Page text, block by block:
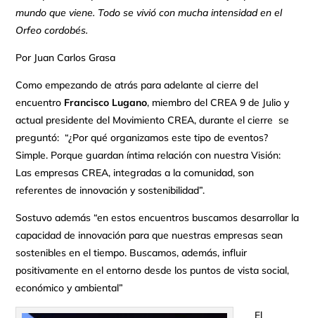
mundo que viene. Todo se vivió con mucha intensidad en el
Orfeo cordobés.
Por Juan Carlos Grasa
Como empezando de atrás para adelante al cierre del
encuentro Francisco Lugano, miembro del CREA 9 de Julio y
actual presidente del Movimiento CREA, durante el cierre se
preguntó: “¿Por qué organizamos este tipo de eventos?
Simple. Porque guardan íntima relación con nuestra Visión:
Las empresas CREA, integradas a la comunidad, son
referentes de innovación y sostenibilidad”.
Sostuvo además “en estos encuentros buscamos desarrollar la
capacidad de innovación para que nuestras empresas sean
sostenibles en el tiempo. Buscamos, además, influir
positivamente en el entorno desde los puntos de vista social,
económico y ambiental”